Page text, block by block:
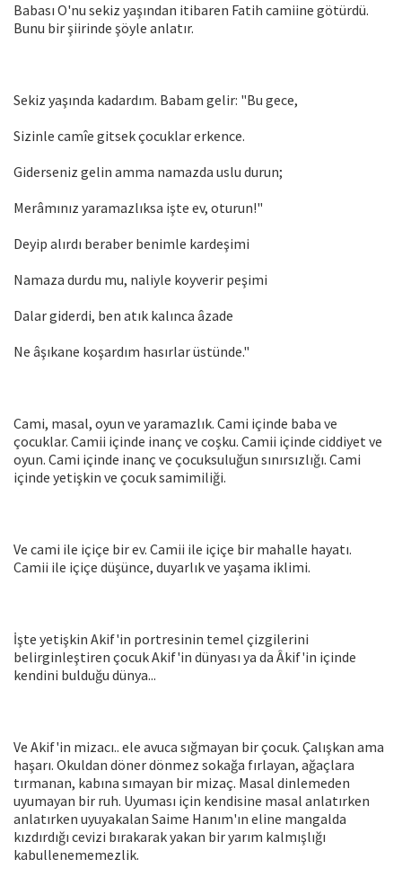
Babası O'nu sekiz yaşından itibaren Fatih camiine götürdü.
Bunu bir şiirinde şöyle anlatır.
Sekiz yaşında kadardım. Babam gelir: "Bu gece,
Sizinle camîe gitsek çocuklar erkence.
Giderseniz gelin amma namazda uslu durun;
Merâmınız yaramazlıksa işte ev, oturun!"
Deyip alırdı beraber benimle kardeşimi
Namaza durdu mu, naliyle koyverir peşimi
Dalar giderdi, ben atık kalınca âzade
Ne âşıkane koşardım hasırlar üstünde."
Cami, masal, oyun ve yaramazlık. Cami içinde baba ve
çocuklar. Camii içinde inanç ve coşku. Camii içinde ciddiyet ve
oyun. Cami içinde inanç ve çocuksuluğun sınırsızlığı. Cami
içinde yetişkin ve çocuk samimiliği.
Ve cami ile içiçe bir ev. Camii ile içiçe bir mahalle hayatı.
Camii ile içiçe düşünce, duyarlık ve yaşama iklimi.
İşte yetişkin Akif'in portresinin temel çizgilerini
belirginleştiren çocuk Akif'in dünyası ya da Âkif'in içinde
kendini bulduğu dünya...
Ve Akif'in mizacı.. ele avuca sığmayan bir çocuk. Çalışkan ama
haşarı. Okuldan döner dönmez sokağa fırlayan, ağaçlara
tırmanan, kabına sımayan bir mizaç. Masal dinlemeden
uyumayan bir ruh. Uyuması için kendisine masal anlatırken
anlatırken uyuyakalan Saime Hanım'ın eline mangalda
kızdırdığı cevizi bırakarak yakan bir yarım kalmışlığı
kabullenememezlik.